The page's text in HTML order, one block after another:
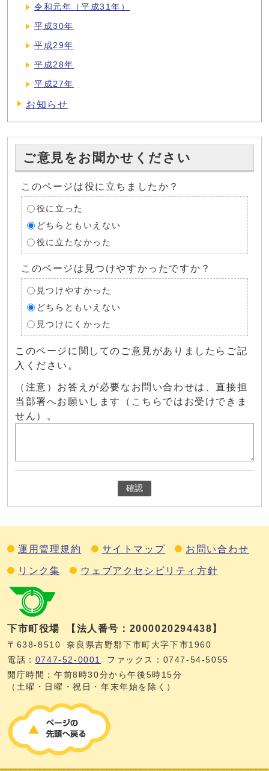
令和元年（平成31年）
平成30年
平成29年
平成28年
平成27年
お知らせ
ご意見をお聞かせください
このページは役に立ちましたか？
役に立った
どちらともいえない
役に立たなかった
このページは見つけやすかったですか？
見つけやすかった
どちらともいえない
見つけにくかった
このページに関してのご意見がありましたらご記
入ください。
（注意）お答えが必要なお問い合わせは、直接担
当部署へお願いします（こちらではお受けできま
せん）。
確認
運用管理規約 サイトマップ お問い合わせ
リンク集 ウェブアクセシビリティ方針
下市町役場 【法人番号：2000020294438】
〒638-8510
奈良県吉野郡下市町大字下市1960
電話： 0747‐52‐0001
ファックス：0747‐54‐5055
開庁時間：午前8時30分から午後5時15分
（土曜・日曜・祝日・年末年始を除く）